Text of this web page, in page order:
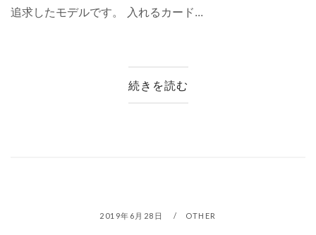
追求したモデルです。 入れるカード...
続きを読む
2019年6月28日 OTHER